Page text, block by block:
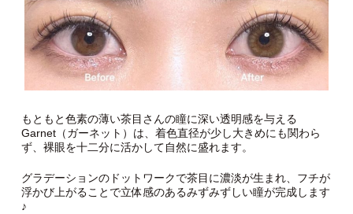
もともと色素の薄い茶目さんの瞳に深い透明感を与える
Garnet（ガーネット）は、着色直径が少し大きめにも関わら
ず、裸眼を十二分に活かして自然に盛れます。
グラデーションのドットワークで茶目に濃淡が生まれ、フチが
浮かび上がることで立体感のあるみずみずしい瞳が完成します
♪